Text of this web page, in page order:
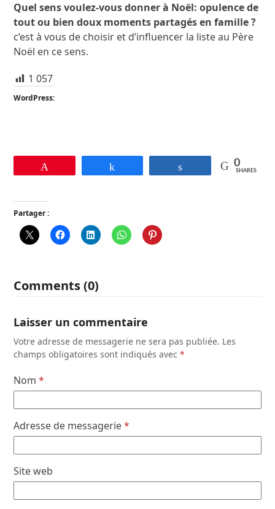
Quel sens voulez-vous donner à Noël: opulence de
tout ou bien doux moments partagés en famille ?
c’est à vous de choisir et d’influencer la liste au Père
Noël en ce sens.
1 057
WordPress:
0
SHARES
Partager :
Comments (0)
Laisser un commentaire
Votre adresse de messagerie ne sera pas publiée. Les
champs obligatoires sont indiqués avec*
Nom*
Adresse de messagerie*
Site web